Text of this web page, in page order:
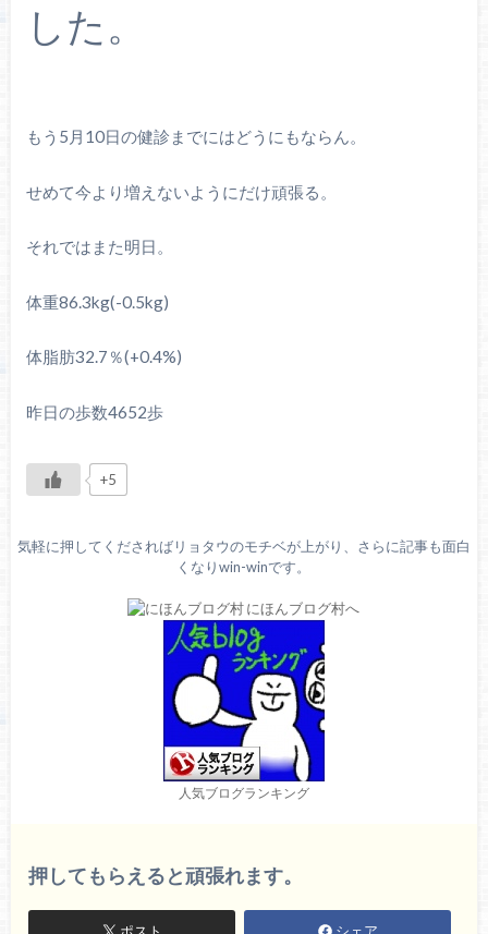
した。
もう5月10日の健診までにはどうにもならん。
せめて今より増えないようにだけ頑張る。
それではまた明日。
体重86.3kg(-0.5kg)
体脂肪32.7％(+0.4%)
昨日の歩数4652歩
+5
気軽に押してくださればリョタウのモチベが上がり、さらに記事も面白
くなりwin-winです。
人気ブログランキング
押してもらえると頑張れます。